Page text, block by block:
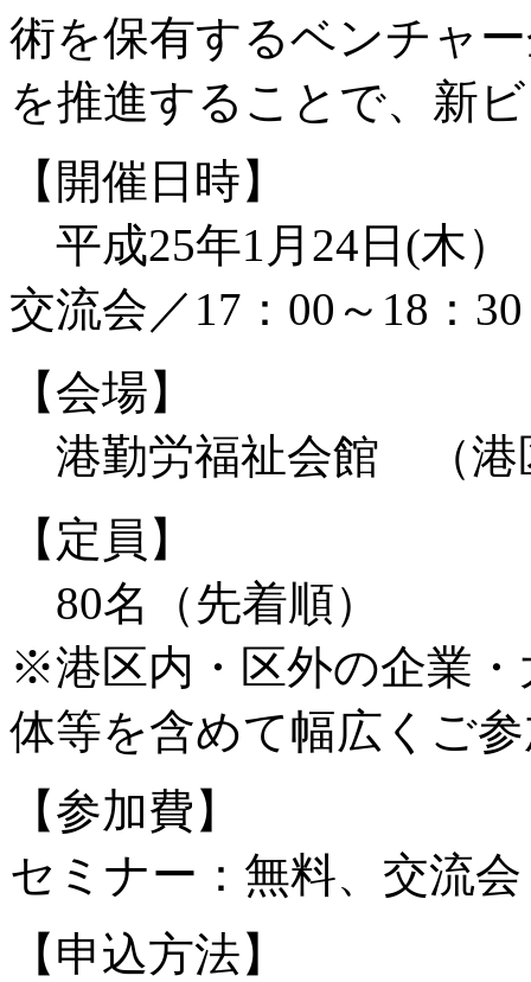
術を保有するベンチャ
を推進することで、新
【開催日時】
平成25年1月24日(木
交流会／17：00～18：30
【会場】
港勤労福祉会館 （港
【定員】
80名（先着順）
※港区内・区外の企業・
体等を含めて幅広くご
【参加費】
セミナー：無料、交流
【申込方法】